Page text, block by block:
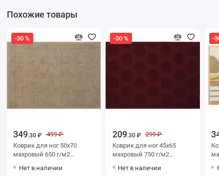
Похожие товары
-30 %
349.30 ₽ 499 ₽
Коврик для ног 50х70
махровый 650 г/м2
мануфактура Campo di lino
Нет в наличии
-30 %
209.30 ₽ 299 ₽
Коврик для ног 45х65
махровый 750 г/м2
мануфактура
Нет в наличии
-